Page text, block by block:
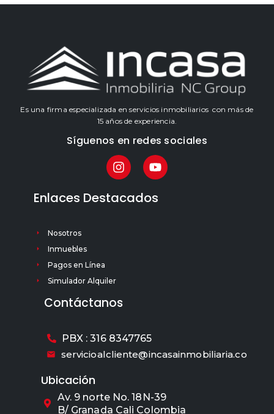
Es una firma especializada en servicios inmobiliarios con más de
15 años de experiencia.
Síguenos en redes sociales
Enlaces Destacados
Nosotros
Inmuebles
Pagos en Línea
Simulador Alquiler
Contáctanos
PBX : 316 8347765
servicioalcliente@incasainmobiliaria.co
Ubicación
Av. 9 norte No. 18N-39
B/ Granada Cali Colombia